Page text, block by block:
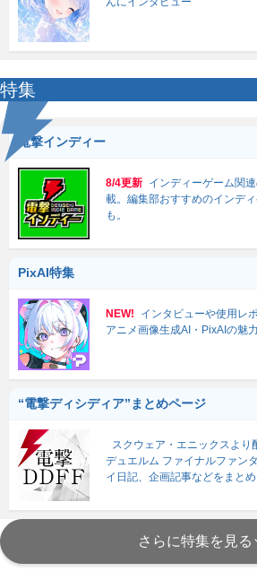
特集
電撃インディー
8/4更新 インディーゲーム関
載。編集部おすすめのインデ
も。
PixAI特集
NEW!
インタビューや使用レ
アニメ画像生成AI・PixAIの魅
“電撃ディシディア”まとめページ
スクウェア・エニックスより
デュエルム ファイナルファン
イ日記、企画記事などをまとめ
さらに特集を見る